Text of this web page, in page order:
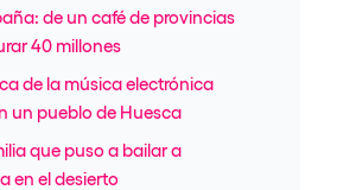
de un café de provincias
40 millones
de la música electrónica
un pueblo de Huesca
que puso a bailar a
en el desierto